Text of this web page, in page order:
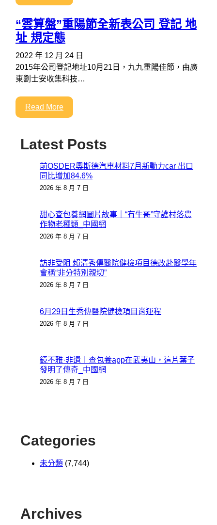
“雲算盤”重陽節全新表公司 登記 地
址 規定態
2022 年 12 月 24 日
2015年公司登記地址10月21日，九九重陽佳節，由廣
東劉士安收集科技…
Read More
Latest Posts
前OSDER奧斯德汽車材料7月新動力car 出口
同比增加84.6%
2026 年 8 月 7 日
甜心查包養網圖片故事｜“有牛哥”守護村落農
作物老種類_中國網
2026 年 8 月 7 日
訪非受阻 賴清秀傳醫院健檢項目德改赴醫學年
會稱“非分特別親切”
2026 年 8 月 7 日
6月29日生秀傳醫院健檢項目肖運程
2026 年 8 月 7 日
鏡不雅·非遺｜查包養app在武夷山，這片葉子
發明了傳奇_中國網
2026 年 8 月 7 日
Categories
未分類 (7,744)
Archives